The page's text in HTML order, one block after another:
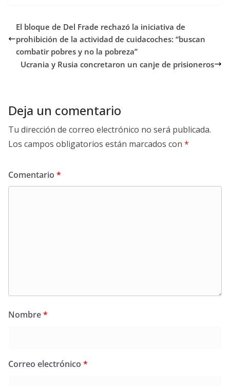
El bloque de Del Frade rechazó la iniciativa de
prohibición de la actividad de cuidacoches: “buscan
combatir pobres y no la pobreza”
Ucrania y Rusia concretaron un canje de prisioneros
Deja un comentario
Tu dirección de correo electrónico no será publicada.
Los campos obligatorios están marcados con *
Comentario *
Nombre*
Correo electrónico *